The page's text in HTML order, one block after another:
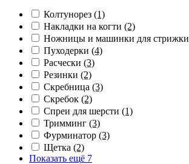
Колтунорез (1)
Накладки на когти (2)
Ножницы и машинки для стрижки
Пуходерки (4)
Расчески (3)
Резинки (2)
Скребница (3)
Скребок (2)
Спреи для шерсти (1)
Тримминг (3)
Фурминатор (3)
Щетка (2)
Показать ещё 7